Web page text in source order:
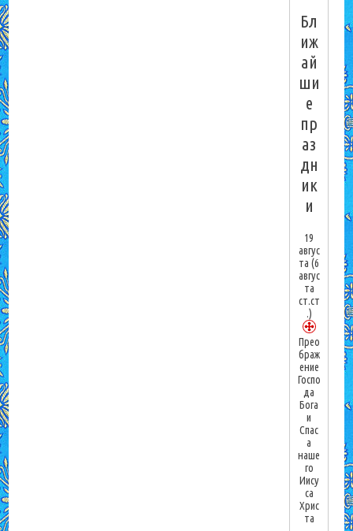
Бл
иж
ай
ши
е
пр
аз
дн
ик
и
19
авгус
та(6
авгус
та
ст.ст
.)
Прео
браж
ение
Госпо
да
Бога
и
Спас
а
наше
го
Иису
са
Хрис
та